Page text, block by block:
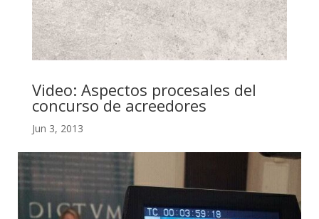
Video: Aspectos procesales del
concurso de acreedores
Jun 3, 2013